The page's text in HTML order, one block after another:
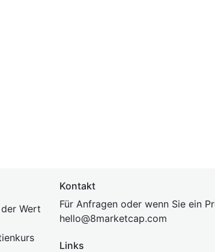
Wert
Kontakt
Für Anfragen oder wenn Sie ein
hello@8marketcap.com
Links